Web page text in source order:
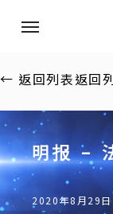
content
Menu
← 返回列表返回
明报 –
2020年8月29日